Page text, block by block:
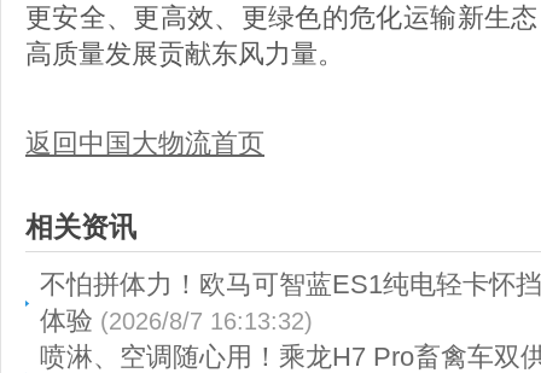
更安全、更高效、更绿色的危化运输新生
高质量发展贡献东风力量。
返回中国大物流首页
相关资讯
不怕拼体力！欧马可智蓝ES1纯电轻卡怀
体验 (2026/8/7 16:13:32)
喷淋、空调随心用！乘龙H7 Pro畜禽车双